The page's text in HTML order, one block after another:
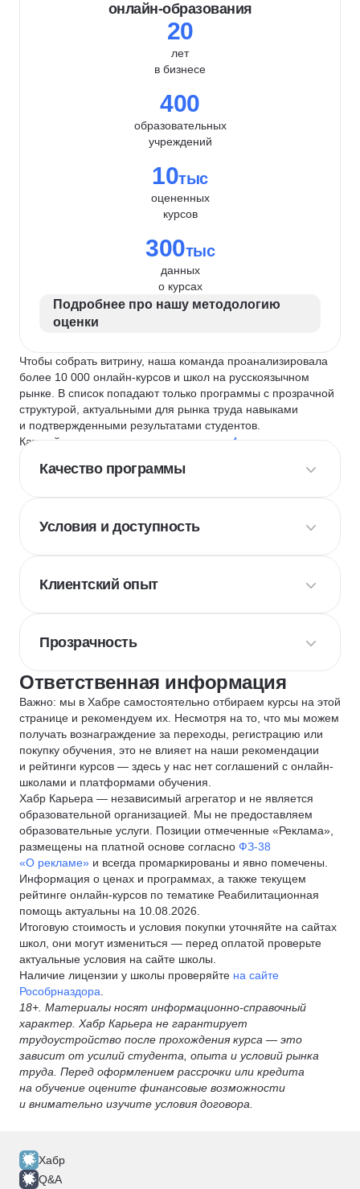
онлайн-образования
20
лет
в бизнесе
400
образовательных
учреждений
10тыс
оцененных
курсов
300тыс
данных
о курсах
Подробнее про нашу методологию
оценки
Чтобы собрать витрину, наша команда проанализировала
более 10 000 онлайн-курсов и школ на русскоязычном
рынке. В список попадают только программы с прозрачной
структурой, актуальными для рынка труда навыками
и подтвержденными результатами студентов.
Каждый курс и школу мы оцениваем по
4 критериям
Качество программы
Условия и доступность
Клиентский опыт
Прозрачность
Ответственная информация
Важно: мы в Хабре самостоятельно отбираем курсы на этой
странице и рекомендуем их. Несмотря на то, что мы можем
получать вознаграждение за переходы, регистрацию или
покупку обучения, это не влияет на наши рекомендации
и рейтинги курсов — здесь у нас нет соглашений с онлайн-
школами и платформами обучения.
Хабр Карьера — независимый агрегатор и не является
образовательной организацией. Мы не предоставляем
образовательные услуги. Позиции отмеченные «Реклама»,
размещены на платной основе согласно ФЗ-38
«О рекламе» и всегда промаркированы и явно помечены.
Информация о ценах и программах, а также текущем
рейтинге онлайн-курсов по тематике Реабилитационная
помощь актуальны на 10.08.2026.
Итоговую стоимость и условия покупки уточняйте на сайтах
школ, они могут измениться — перед оплатой проверьте
актуальные условия на сайте школы.
Наличие лицензии у школы проверяйте на сайте
Рособрназдора
18+. Материалы носят информационно-справочный
характер. Хабр Карьера не гарантирует
трудоустройство после прохождения курса — это
зависит от усилий студента, опыта и условий рынка
труда. Перед оформлением рассрочки или кредита
на обучение оцените финансовые возможности
и внимательно изучите условия договора.
Хабр
Q&A